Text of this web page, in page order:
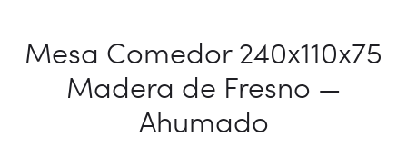
Mesa Comedor 240x110x75
Madera de Fresno —
Ahumado